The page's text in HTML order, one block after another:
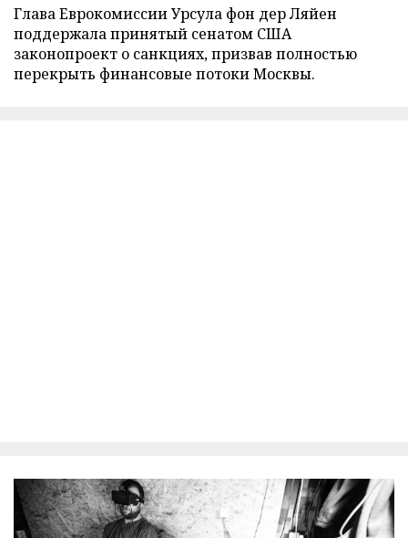
Глава Еврокомиссии Урсула фон дер Ляйен
поддержала принятый сенатом США
законопроект о санкциях, призвав полностью
перекрыть финансовые потоки Москвы.